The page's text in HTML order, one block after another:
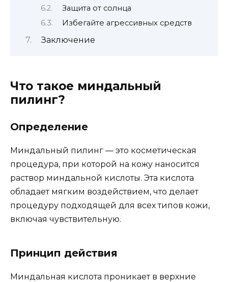
Защита от солнца
Избегайте агрессивных средств
Заключение
Что такое миндальный
пилинг?
Определение
Миндальный пилинг — это косметическая
процедура, при которой на кожу наносится
раствор миндальной кислоты. Эта кислота
обладает мягким воздействием, что делает
процедуру подходящей для всех типов кожи,
включая чувствительную.
Принцип действия
Миндальная кислота проникает в верхние